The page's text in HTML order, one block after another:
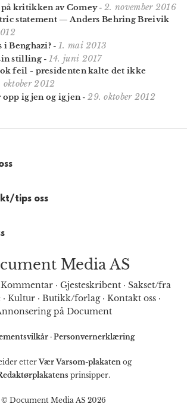
på kritikken av Comey-2. november 2016
statement — Anders Behring Breivik
Benghazi? - 1. mai 2013
stilling- 14. juni 2017
feil - presidenten kalte det ikke
oktober 2012
opp igjen og igjen-29. oktober 2012
tips oss
Media AS
Kommentar · Gjesteskribent · Sakset/fra
· Kultur· Butikk/forlag· Kontakt oss·
på Document
· Personvernerklæring
etterVær Varsom-plakatenog
prinsipper.
© Document Media AS 2026